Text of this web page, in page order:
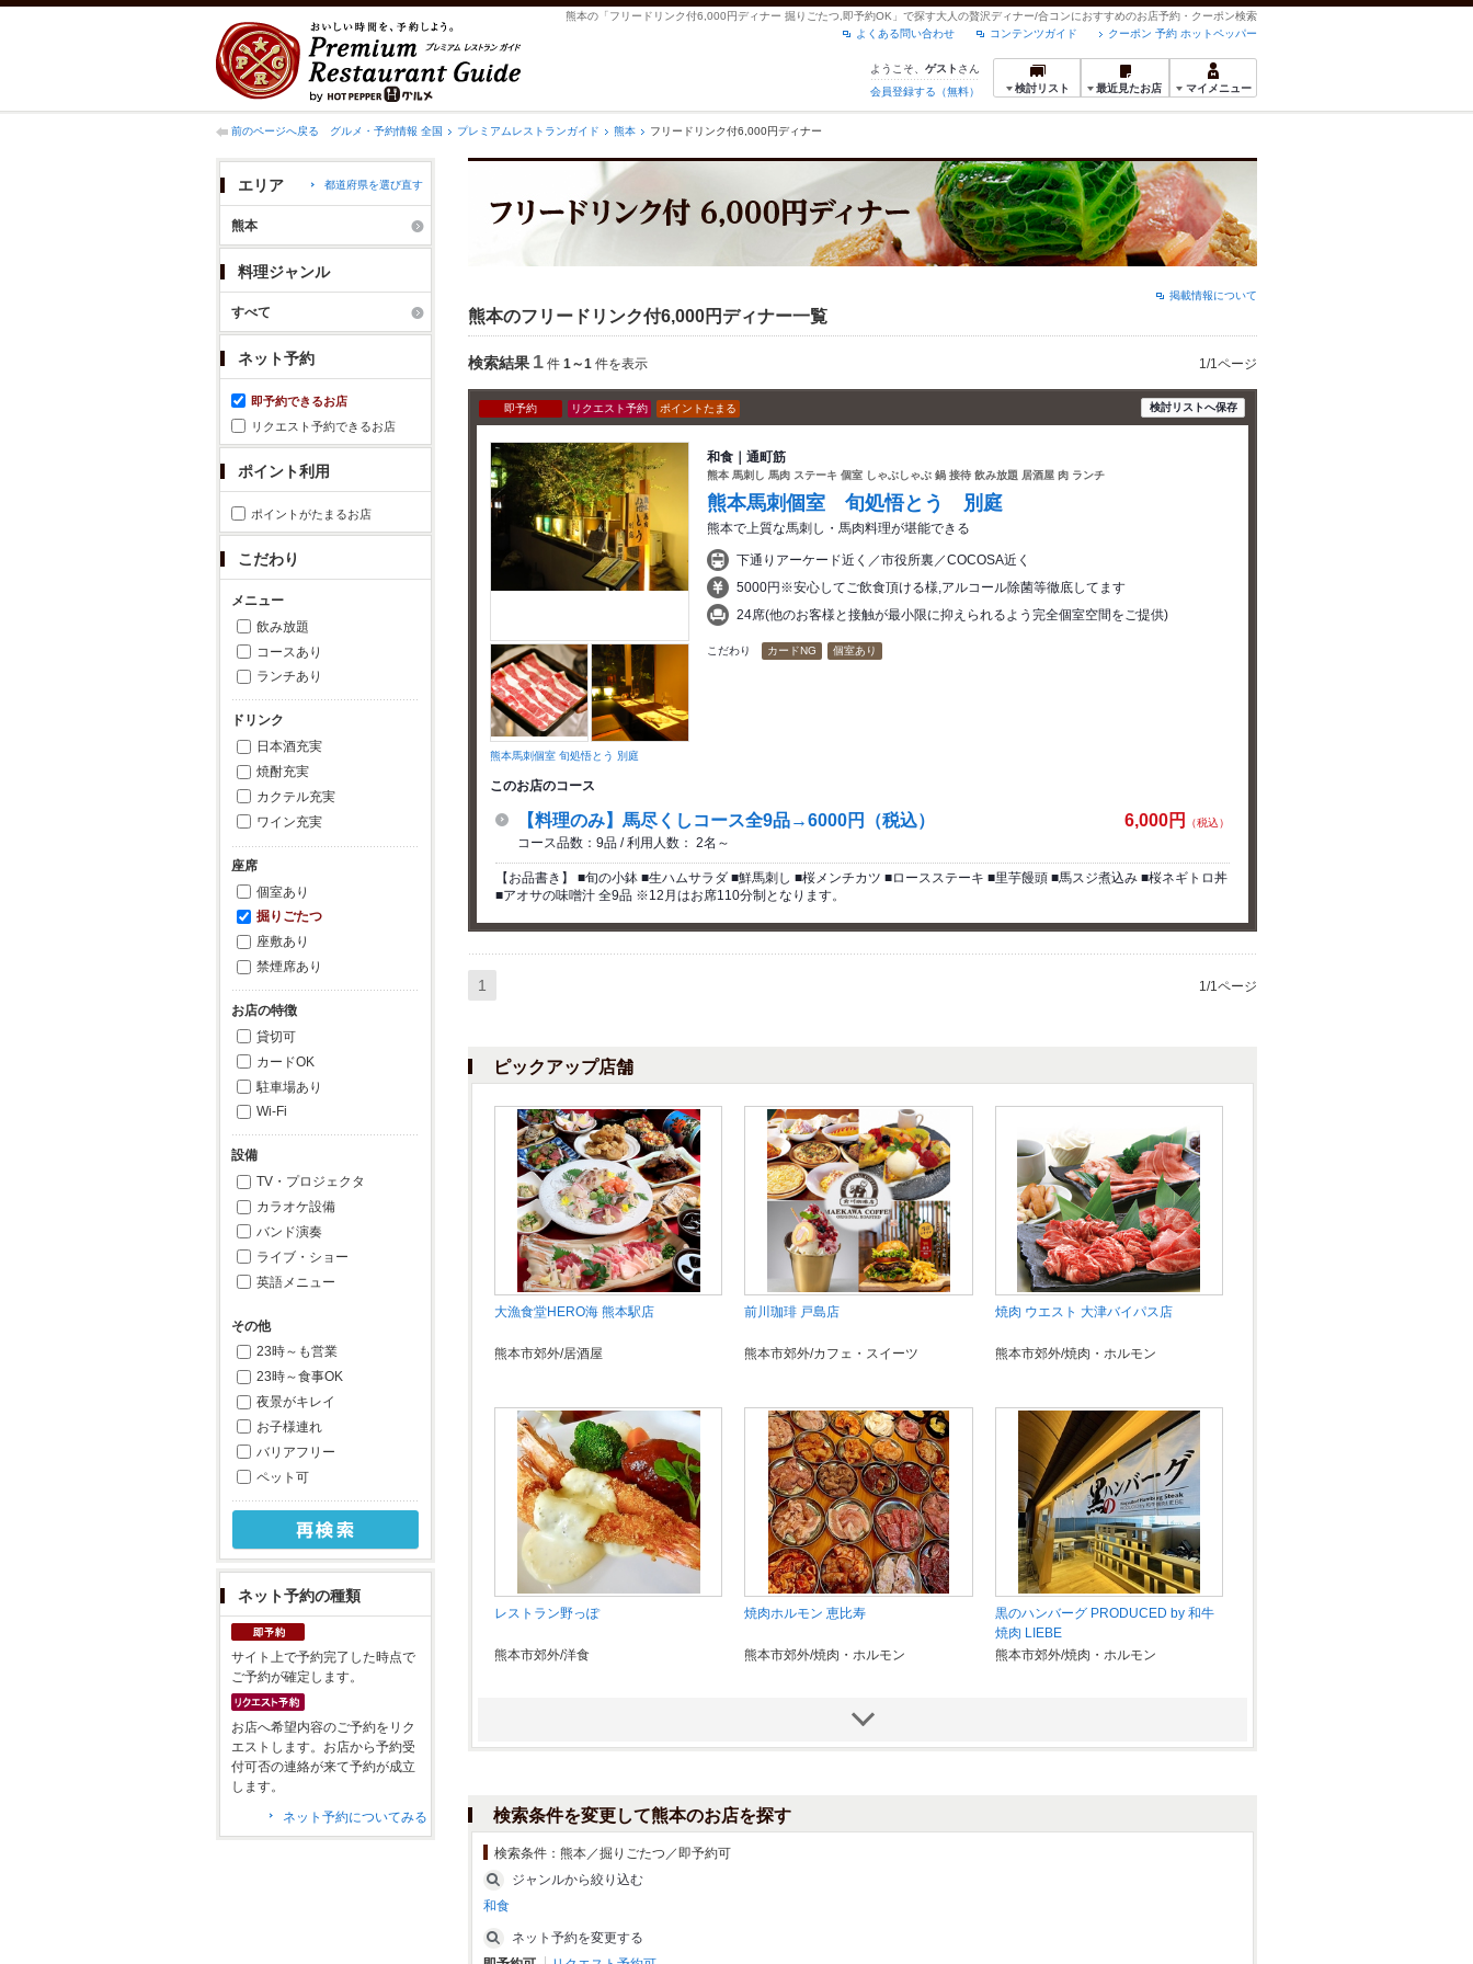
熊本の「フリードリンク付6,000円ディナー 掘りごたつ,即予約OK」で探す大人の贅沢ディナー/合コンにおすすめのお店予約・クーポン検索
クーポン 予約 ホットペッパー
コンテンツガイド
よくある問い合わせ
ようこそ、 ゲスト さん
会員登録する（無料）
検討リスト 最近見たお店 マイメニュー
前のページへ戻る グルメ・予約情報 全国 プレミアムレストランガイド 熊本 フリードリンク付6,000円ディナー
エリア 都道府県を選び直す
熊本
料理ジャンル
すべて
ネット予約
即予約できるお店
リクエスト予約できるお店
ポイント利用
ポイントがたまるお店
こだわり
メニュー
飲み放題
コースあり
ランチあり
ドリンク
日本酒充実
焼酎充実
カクテル充実
ワイン充実
座席
個室あり
掘りごたつ
座敷あり
禁煙席あり
お店の特徴
貸切可
カードOK
駐車場あり
Wi-Fi
設備
TV・プロジェクタ
カラオケ設備
バンド演奏
ライブ・ショー
英語メニュー
その他
23時～も営業
23時～食事OK
夜景がキレイ
お子様連れ
バリアフリー
ペット可
ネット予約の種類
サイト上で予約完了した時点で
ご予約が確定します。
お店へ希望内容のご予約をリク
エストします。お店から予約受
付可否の連絡が来て予約が成立
します。
ネット予約についてみる
掲載情報について
熊本のフリードリンク付6,000円ディナー一覧
検索結果 1 件 1～1 件を表示 1/1ページ
即予約 リクエスト予約 ポイントたまる 検討リストへ保存
熊本馬刺個室 旬処悟とう 別庭
和食｜通町筋
熊本 馬刺し 馬肉 ステーキ 個室 しゃぶしゃぶ 鍋 接待 飲み放題 居酒屋 肉 ランチ
熊本馬刺個室 旬処悟とう 別庭
熊本で上質な馬刺し・馬肉料理が堪能できる
下通りアーケード近く／市役所裏／COCOSA近く
5000円※安心してご飲食頂ける様,アルコール除菌等徹底してます
24席(他のお客様と接触が最小限に抑えられるよう完全個室空間をご提供)
こだわり カードNG 個室あり
このお店のコース
6,000円 （税込）
【料理のみ】馬尽くしコース全9品→6000円（税込）
コース品数：9品 / 利用人数： 2名～
【お品書き】 ■旬の小鉢 ■生ハムサラダ ■鮮馬刺し ■桜メンチカツ ■ロースステーキ ■里芋饅頭 ■馬スジ煮込み ■桜ネギトロ丼
■アオサの味噌汁 全9品 ※12月はお席110分制となります。
1 1/1ページ
ピックアップ店舗
大漁食堂HERO海 熊本駅店
熊本市郊外/居酒屋
前川珈琲 戸島店
熊本市郊外/カフェ・スイーツ
焼肉 ウエスト 大津バイパス店
熊本市郊外/焼肉・ホルモン
レストラン野っぽ
熊本市郊外/洋食
焼肉ホルモン 恵比寿
熊本市郊外/焼肉・ホルモン
黒のハンバーグ PRODUCED by 和牛
焼肉 LIEBE
熊本市郊外/焼肉・ホルモン
よかよか亭 あか牛館 宮地店
阿蘇/洋食
検索条件を変更して熊本のお店を探す
検索条件： 熊本／掘りごたつ／即予約可
ジャンルから絞り込む
和食
ネット予約を変更する